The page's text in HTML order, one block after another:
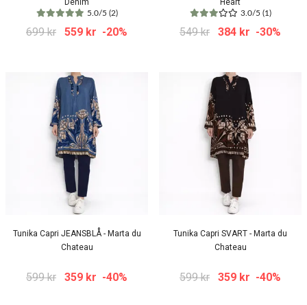
5.0/5 (2)
699 kr 559 kr -20%
3.0/5 (1)
549 kr 384 kr -30%
Tunika Capri JEANSBLÅ - Marta du
Chateau
599 kr 359 kr -40%
Tunika Capri SVART - Marta du
Chateau
599 kr 359 kr -40%